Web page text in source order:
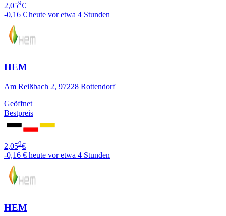
2,059€
-0,16 € heute vor etwa 4 Stunden
HEM
Am Reißbach 2, 97228 Rottendorf
Geöffnet
Bestpreis
2,059€
-0,16 € heute vor etwa 4 Stunden
HEM